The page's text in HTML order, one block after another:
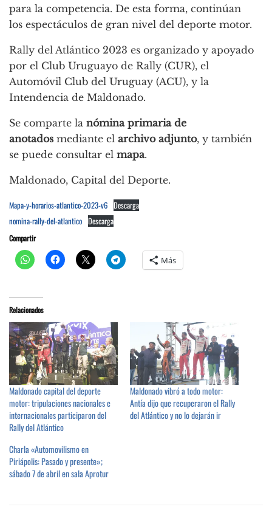
para la competencia. De esta forma, continúan
los espectáculos de gran nivel del deporte motor.
Rally del Atlántico 2023 es organizado y apoyado
por el Club Uruguayo de Rally (CUR), el
Automóvil Club del Uruguay (ACU), y la
Intendencia de Maldonado.
Se comparte la nómina primaria de
anotadosmediante el archivo adjunto, y también
se puede consultar el mapa.
Maldonado, Capital del Deporte.
Mapa-y-horarios-atlantico-2023-v6 Descarga
nomina-rally-del-atlantico Descarga
Compartir
Más
Relacionados
Maldonado capital del deporte
motor: tripulaciones nacionales e
internacionales participaron del
Rally del Atlántico
Maldonado vibró a todo motor:
Antía dijo que recuperaron el Rally
del Atlántico y no lo dejarán ir
Charla «Automovilismo en
Piriápolis: Pasado y presente»;
sábado 7 de abril en sala Aprotur